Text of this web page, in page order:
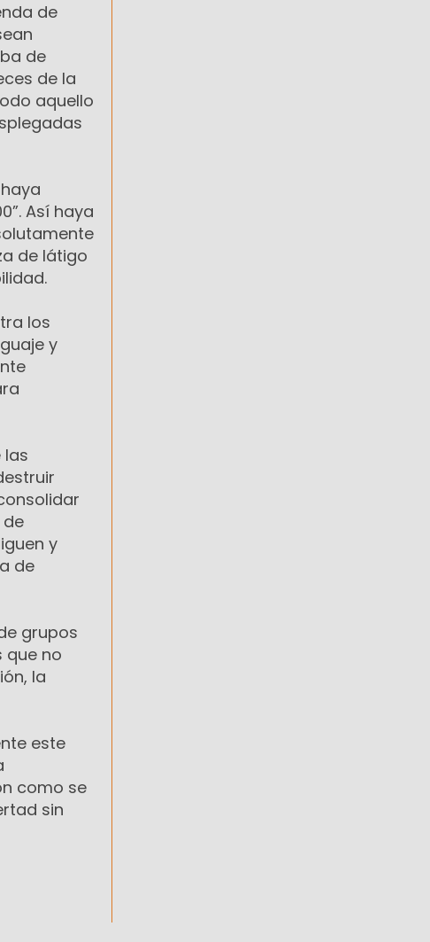
de
de
de la
aquello
Así haya
de látigo
los
y
las
y
de
grupos
que no
la
este
como se
sin